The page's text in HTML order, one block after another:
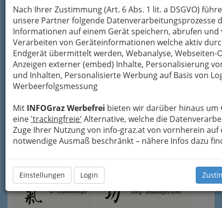
Nach Ihrer Zustimmung (Art. 6 Abs. 1 lit. a DSGVO)
unsere Partner folgende Datenverarbeitungsprozesse
Informationen auf einem Gerät speichern, abrufen und
Verarbeiten von Geräteinformationen welche aktiv
Endgerät übermittelt werden, Webanalyse, Webseiten-
Anzeigen externer (embed) Inhalte, Personalisierung
und Inhalten, Personalisierte Werbung auf Basis von
Werbeerfolgsmessung
Mit INFOGraz Werbefrei bieten wir darüber hinaus um
eine 'trackingfreie' Alternative, welche die
Zuge Ihrer Nutzung von info-graz.at von vornherein
notwendige Ausmaß beschränkt – nähere Infos dazu
Einstellungen Login
auch „Fähigkeit“ oder
„Können“. Somit kann
man Qigong
übersetzen als „ stete
Arbeit am Qi“ oder
auch als „Fähigkeit, Können, mit Qi
umzugehen, es zu nutzen“. Mehr darüberhier
auf © WikipediA.
Die Praxis des Qigong soll die
Lebensenergie stärken, das Leben
verlängern und zu einer gesunden
geistigen Verfassung verhelfen.Mehr
zu QigongaufINFOGRAZ.at